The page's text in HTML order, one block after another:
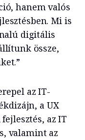
hanem valós
Mi is
digitális
össze,
az IT-
a UX
az IT
valamint az